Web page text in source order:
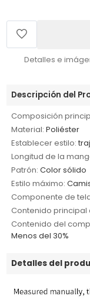
Detalles e
Descripción del
Composición
Material: Poliéster
Establecer estilo:
Longitud de la
Patrón: Color sólido
Estilo máximo:
Componente de
Contenido principal
Contenido del
Menos del 30%
Detalles del